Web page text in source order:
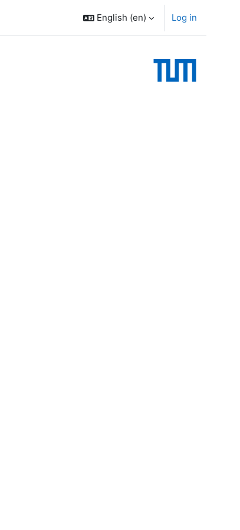
English ‎(en)‎ Log in